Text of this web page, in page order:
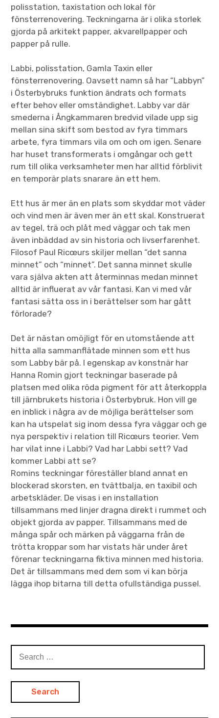
polisstation, taxistation och lokal för
fönsterrenovering. Teckningarna är i olika storlek
gjorda på arkitekt papper, akvarellpapper och
papper på rulle.
Labbi, polisstation, Gamla Taxin eller
fönsterrenovering. Oavsett namn så har “Labbyn”
i Österbybruks funktion ändrats och formats
efter behov eller omständighet. Labby var där
smederna i Ångkammaren bredvid vilade upp sig
mellan sina skift som bestod av fyra timmars
arbete, fyra timmars vila om och om igen. Senare
har huset transformerats i omgångar och gett
rum till olika verksamheter men har alltid förblivit
en temporär plats snarare än ett hem.
Ett hus är mer än en plats som skyddar mot väder
och vind men är även mer än ett skal. Konstruerat
av tegel, trä och plåt med väggar och tak men
även inbäddad av sin historia och livserfarenhet.
Filosof Paul Ricœurs skiljer mellan “det sanna
minnet” och “minnet”. Det sanna minnet skulle
vara själva akten att återminnas medan minnet
alltid är influerat av vår fantasi. Kan vi med vår
fantasi sätta oss in i berättelser som har gått
förlorade?
Det är nästan omöjligt för en utomstående att
hitta alla sammanflätade minnen som ett hus
som Labby bär på. I egenskap av konstnär har
Hanna Romin gjort teckningar baserade på
platsen med olika röda pigment för att återkoppla
till järnbrukets historia i Österbybruk. Hon vill ge
en inblick i några av de möjliga berättelser som
kan ha utspelat sig inom dessa fyra väggar och ge
nya perspektiv i relation till Ricœurs teorier. Vem
har vilat inne i Labbi? Vad har Labbi sett? Vad
kommer Labbi att se?
Romins teckningar föreställer bland annat en
blockerad skorsten, en tvättbalja, en taxibil och
arbetskläder. De visas i en installation
tillsammans med linjer dragna direkt i rummet och
objekt gjorda av papper. Tillsammans med de
många spår och märken på väggarna från de
trötta kroppar som har vistats här under året
förenar teckningarna fiktiva minnen med historia.
Det är tillsammans med dem som vi kan börja
lägga ihop bitarna till detta ofullständiga pussel.
for: